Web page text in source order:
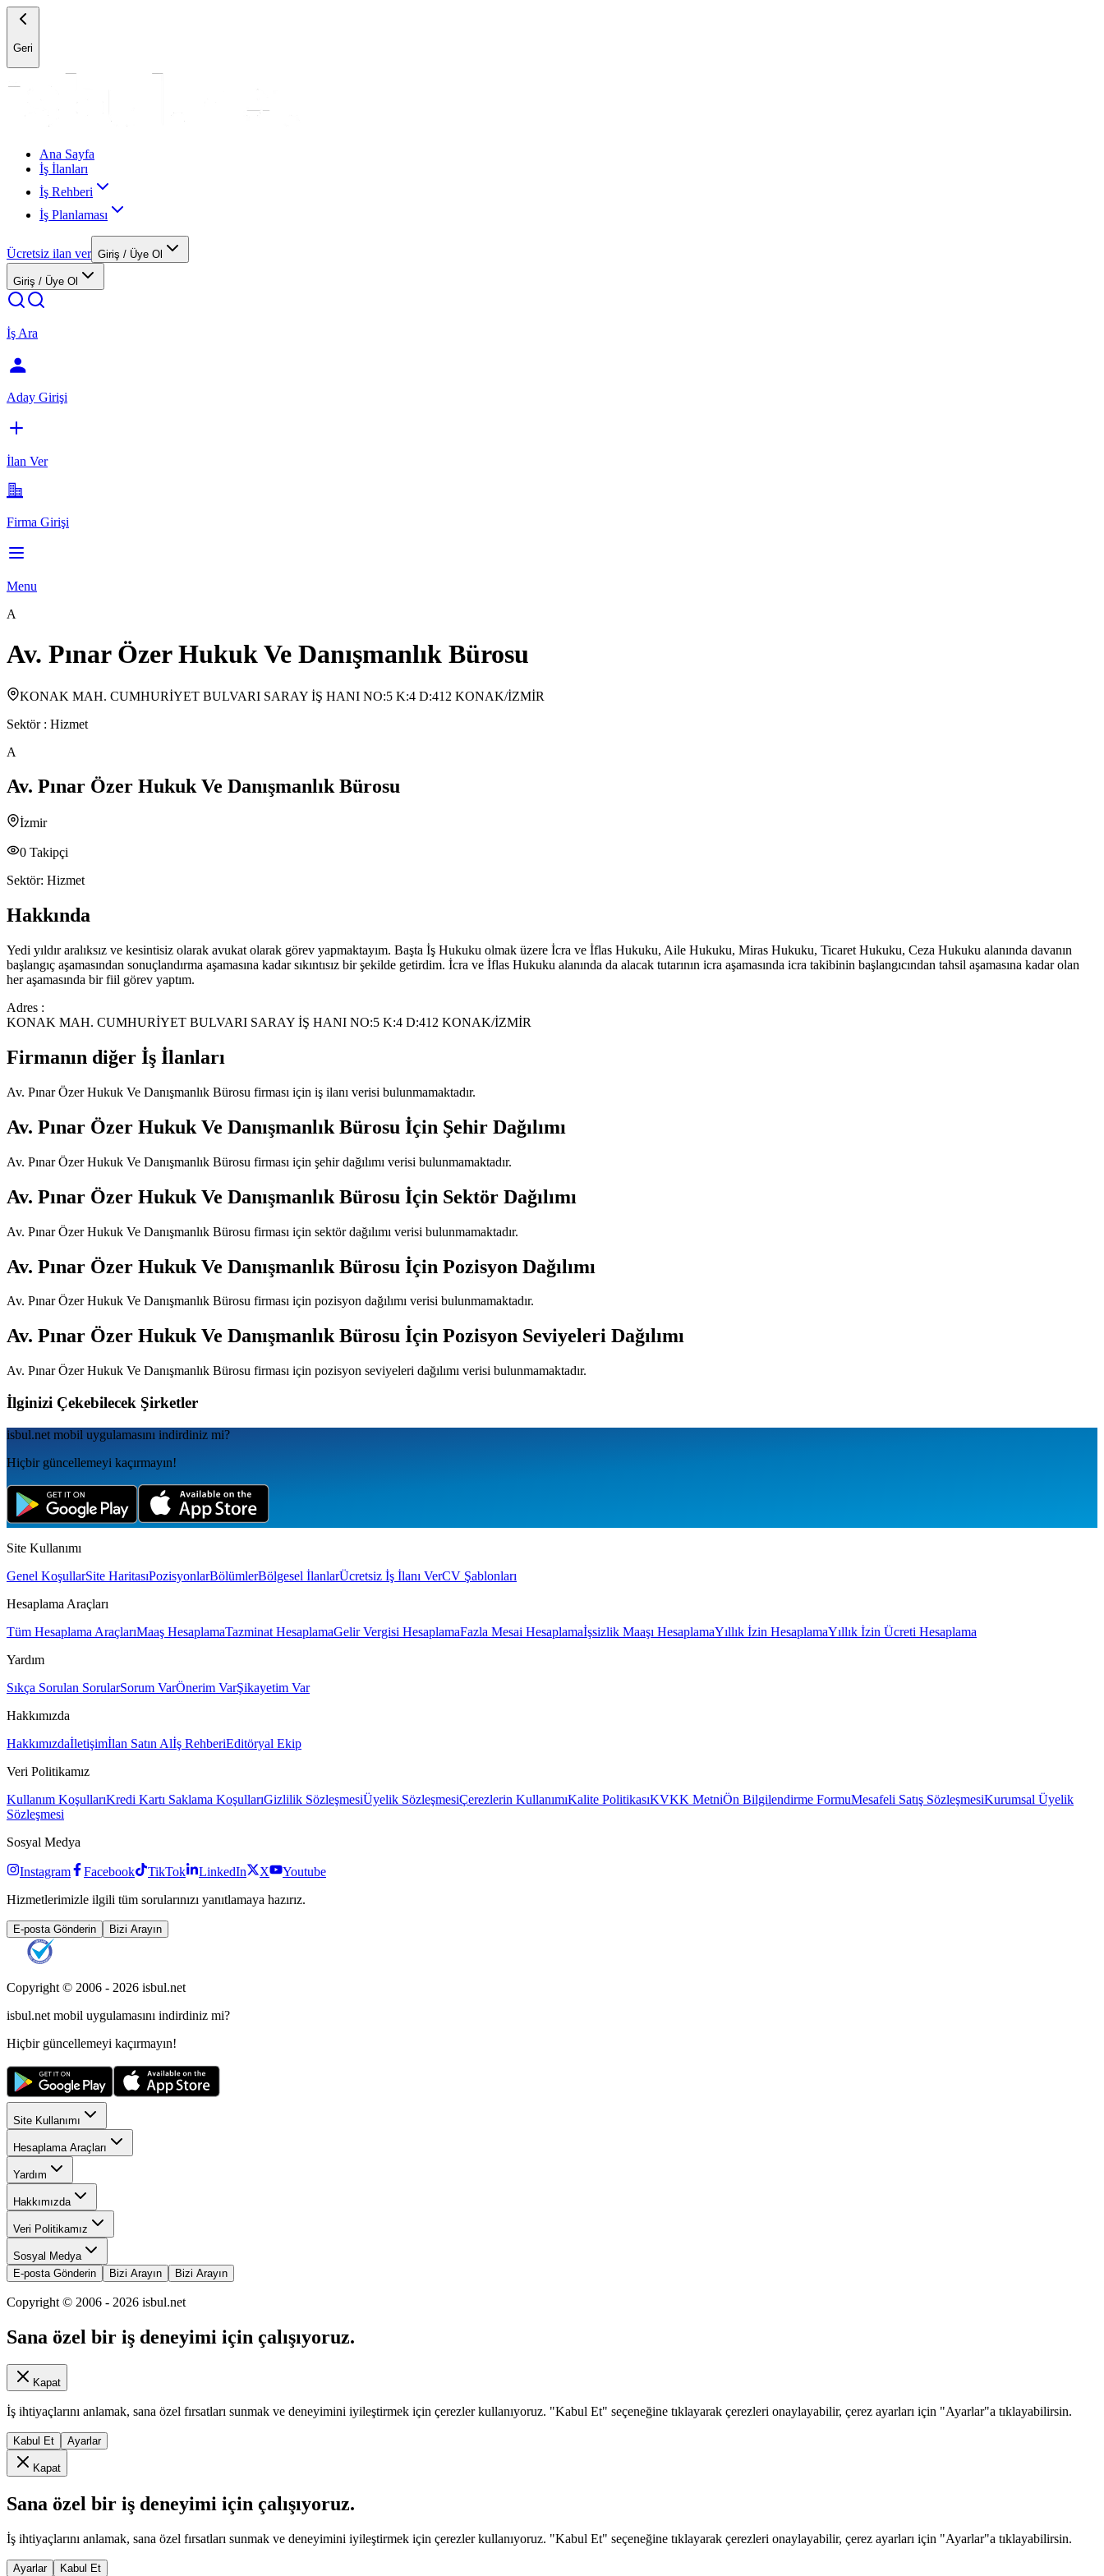
Geri
Ana Sayfa
İş İlanları
İş Rehberi
İş Planlaması
Ücretsiz ilan ver Giriş / Üye Ol
Giriş / Üye Ol
İş Ara
Aday Girişi
İlan Ver
Firma Girişi
Menu
A
Av. Pınar Özer Hukuk Ve Danışmanlık Bürosu
KONAK MAH. CUMHURİYET BULVARI SARAY İŞ HANI NO:5 K:4 D:412 KONAK/İZMİR
Sektör : Hizmet
A
Av. Pınar Özer Hukuk Ve Danışmanlık Bürosu
İzmir
0 Takipçi
Sektör: Hizmet
Hakkında
Yedi yıldır aralıksız ve kesintisiz olarak avukat olarak görev yapmaktayım. Başta İş Hukuku olmak üzere İcra ve İflas Hukuku, Aile Hukuku, Miras Hukuku, Ticaret Hukuku, Ceza Hukuku alanında davanın
başlangıç aşamasından sonuçlandırma aşamasına kadar sıkıntısız bir şekilde getirdim. İcra ve İflas Hukuku alanında da alacak tutarının icra aşamasında icra takibinin başlangıcından tahsil aşamasına kadar olan
her aşamasında bir fiil görev yaptım.
Adres :
KONAK MAH. CUMHURİYET BULVARI SARAY İŞ HANI NO:5 K:4 D:412 KONAK/İZMİR
Firmanın diğer İş İlanları
Av. Pınar Özer Hukuk Ve Danışmanlık Bürosu firması için iş ilanı verisi bulunmamaktadır.
Av. Pınar Özer Hukuk Ve Danışmanlık Bürosu İçin Şehir Dağılımı
Av. Pınar Özer Hukuk Ve Danışmanlık Bürosu firması için şehir dağılımı verisi bulunmamaktadır.
Av. Pınar Özer Hukuk Ve Danışmanlık Bürosu İçin Sektör Dağılımı
Av. Pınar Özer Hukuk Ve Danışmanlık Bürosu firması için sektör dağılımı verisi bulunmamaktadır.
Av. Pınar Özer Hukuk Ve Danışmanlık Bürosu İçin Pozisyon Dağılımı
Av. Pınar Özer Hukuk Ve Danışmanlık Bürosu firması için pozisyon dağılımı verisi bulunmamaktadır.
Av. Pınar Özer Hukuk Ve Danışmanlık Bürosu İçin Pozisyon Seviyeleri Dağılımı
Av. Pınar Özer Hukuk Ve Danışmanlık Bürosu firması için pozisyon seviyeleri dağılımı verisi bulunmamaktadır.
İlginizi Çekebilecek Şirketler
isbul.net mobil uygulamаsını indirdiniz mi?
Hiçbir güncellemeyi kaçırmayın!
Site Kullanımı
Genel KoşullarSite HaritasıPozisyonlarBölümlerBölgesel İlanlarÜcretsiz İş İlanı VerCV Şablonları
Hesaplama Araçları
Tüm Hesaplama AraçlarıMaaş HesaplamaTazminat HesaplamaGelir Vergisi HesaplamaFazla Mesai Hesaplamaİşsizlik Maaşı HesaplamaYıllık İzin HesaplamaYıllık İzin Ücreti Hesaplama
Yardım
Sıkça Sorulan SorularSorum VarÖnerim VarŞikayetim Var
Hakkımızda
Hakkımızdaİletişimİlan Satın Alİş RehberiEditöryal Ekip
Veri Politikamız
Kullanım KoşullarıKredi Kartı Saklama KoşullarıGizlilik SözleşmesiÜyelik SözleşmesiÇerezlerin KullanımıKalite PolitikasıKVKK MetniÖn Bilgilendirme FormuMesafeli Satış SözleşmesiKurumsal Üyelik
Sözleşmesi
Sosyal Medya
Instagram Facebook TikTok LinkedIn X
Youtube
Hizmetlerimizle ilgili tüm sorularınızı yanıtlamaya hazırız.
E-posta Gönderin Bizi Arayın
Copyright © 2006 - 2026 isbul.net
isbul.net mobil uygulamasını indirdiniz mi?
Hiçbir güncellemeyi kaçırmayın!
Site Kullanımı
Hesaplama Araçları
Yardım
Hakkımızda
Veri Politikamız
Sosyal Medya
E-posta Gönderin
Bizi Arayın Bizi Arayın
Copyright © 2006 - 2026 isbul.net
Sana özel bir iş deneyimi için çalışıyoruz.
Kapat
İş ihtiyaçlarını anlamak, sana özel fırsatları sunmak ve deneyimini iyileştirmek için çerezler kullanıyoruz. "Kabul Et" seçeneğine tıklayarak çerezleri onaylayabilir, çerez ayarları için "Ayarlar"a tıklayabilirsin.
Kabul Et Ayarlar
Kapat
Sana özel bir iş deneyimi için çalışıyoruz.
İş ihtiyaçlarını anlamak, sana özel fırsatları sunmak ve deneyimini iyileştirmek için çerezler kullanıyoruz. "Kabul Et" seçeneğine tıklayarak çerezleri onaylayabilir, çerez ayarları için "Ayarlar"a tıklayabilirsin.
Ayarlar Kabul Et